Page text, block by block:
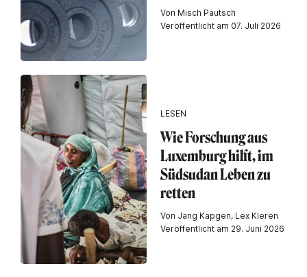
Von Misch Pautsch
Veröffentlicht am 07. Juli 2026
LESEN
Wie Forschung aus
Luxemburg hilft, im
Südsudan Leben zu
retten
Von Jang Kapgen, Lex Kleren
Veröffentlicht am 29. Juni 2026